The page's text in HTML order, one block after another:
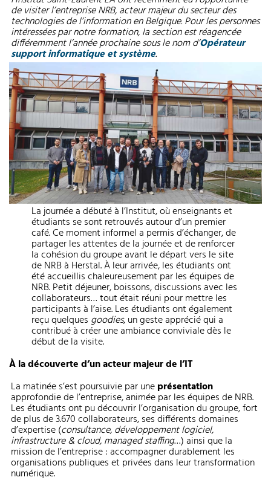
de visiter l’entreprise NRB, acteur majeur du secteur des
technologies de l’information en Belgique. Pour les personnes
intéressées par notre formation, la section est réagencée
différemment l’année prochaine sous le nom d’Opérateur
support informatique et système.
La journée a débuté à l’Institut, où enseignants et
étudiants se sont retrouvés autour d’un premier
café. Ce moment informel a permis d’échanger, de
partager les attentes de la journée et de renforcer
la cohésion du groupe avant le départ vers le site
de NRB à Herstal. À leur arrivée, les étudiants ont
été accueillis chaleureusement par les équipes de
NRB. Petit déjeuner, boissons, discussions avec les
collaborateurs… tout était réuni pour mettre les
participants à l’aise. Les étudiants ont également
reçu quelques goodies, un geste apprécié qui a
contribué à créer une ambiance conviviale dès le
début de la visite.
À la découverte d’un acteur majeur de l’IT
La matinée s’est poursuivie par uneprésentation
approfondie de l’entreprise, animée par les équipes de NRB.
Les étudiants ont pu découvrir l’organisation du groupe, fort
de plus de 3.670 collaborateurs, ses différents domaines
d’expertise (consultance, développement logiciel,
infrastructure & cloud, managed staffing…) ainsi que la
mission de l’entreprise : accompagner durablement les
organisations publiques et privées dans leur transformation
numérique.